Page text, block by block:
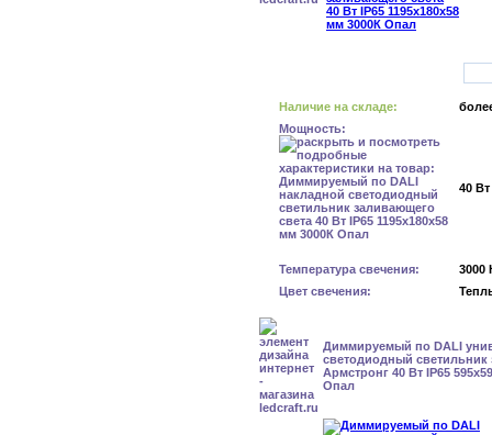
Наличие на складе:
Мощность:
40 Вт
Температура свечения:
3000
Цвет свечения:
Диммируемый по DALI
светодиодный светильник
Армстронг 40 Вт IP65
Опал